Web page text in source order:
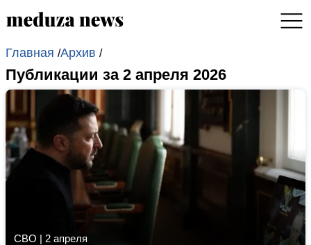
Главная /Архив /
Публикации за 2 апреля 2026
СВО | 2 апреля